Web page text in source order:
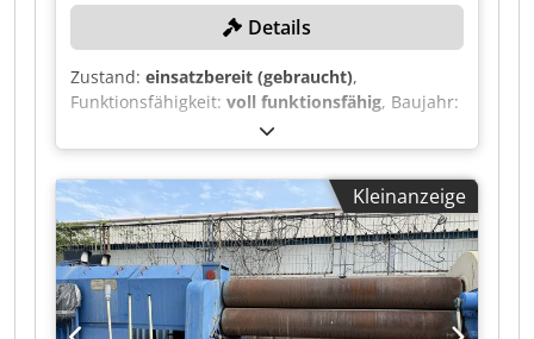
angetriebener Rollen: 2 Leistung: 30kW Länge:
5900mm Breite: 2200mm Höhe: 2300mm
Gewicht: Bitte beachten Sie: Die Informationen
auf dieser Seite wurden nach bestem Wissen
undGewissen von uns , und soweit möglich ,
vom Hersteller bezogen.Die Informationen
Genauigkeit kann nichtgarantiert werden.
Dementsprechend werden Sie keine Vertretung
und Vertragsbedingungen darstellen.Wir
empfehlen Ihnen, alle wichtigen Details zu
überprüfen. 18500kg
Details
Zustand: einsatzbereit (gebraucht),
Funktionsfähigkeit: voll funktionsfähig, Baujahr:
, Maschinen-/Fahrzeugnummer:
Unterwalzendurchmesser:280 mm,
Oberwalzendurchmesser:300 mm, Blechstärke
(max.):
20 mm, Gesamtgewicht:14’200 kg,
Arbeitslänge:2’000 mm, TECHNISCHE DETAILS
Biegelänge: 2.000 mm Max. Blechstärke: 20 mm
Credszi D Saspfx Aahof Anbiegeleistung: 15/11
mm Unterwalzendurchmesser: 280 mm
Oberwalzendurchmesser: 300 mm MASCHINEN-
Kleinanzeige